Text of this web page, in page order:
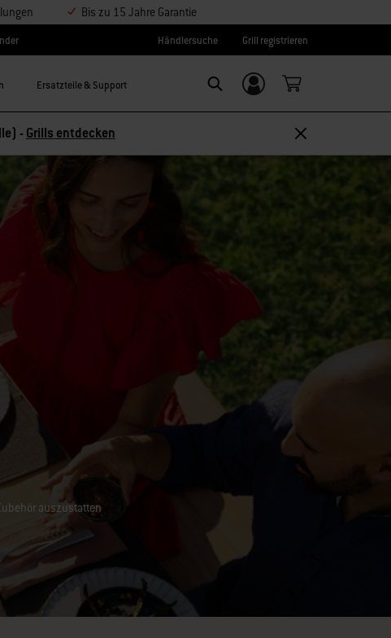
Bis zu 15 Jahre Garantie
Händlersuche Grill registrieren
Ersatzteile & Support
Einloggen/
Weber-ID
- Grills entdecken
auszustatten